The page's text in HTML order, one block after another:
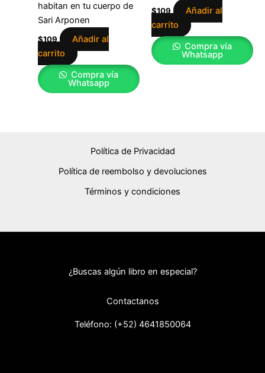
habitan en tu cuerpo de
Sari Arponen
$109
Añadir al
carrito
Compra vía
Whatsapp
$109
Añadir al
carrito
Compra vía
Whatsapp
Política de Privacidad
Política de reembolso y devoluciones
Términos y condiciones
¿Buscas algún libro en especial?
Contactanos
Teléfono: (+52) 4641850064